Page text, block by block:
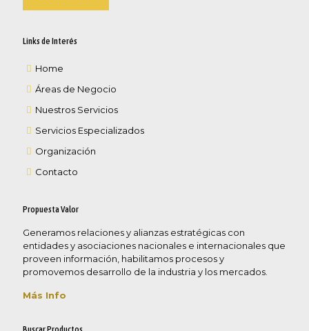
Links de Interés
Home
Áreas de Negocio
Nuestros Servicios
Servicios Especializados
Organización
Contacto
Propuesta Valor
Generamos relaciones y alianzas estratégicas con
entidades y asociaciones nacionales e internacionales que
proveen información, habilitamos procesos y
promovemos desarrollo de la industria y los mercados.
Más Info